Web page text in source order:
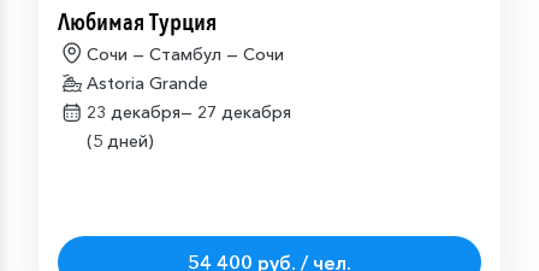
Любимая Турция
Сочи — Стамбул — Сочи
Astoria Grande
23 декабря— 27 декабря
(5 дней)
54 400 руб. / чел.